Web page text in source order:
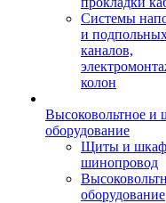
Системы
и
каналов,
колон
Высоковольтное и
оборудование
Щиты и
шинопровод
оборудование